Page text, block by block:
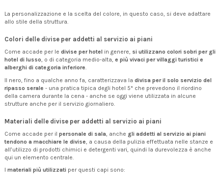
La personalizzazione e la scelta del colore, in questo caso, si deve adattare
allo stile della struttura.
Colori delle divise per addetti al servizio ai piani
Come accade per le divise per hotel in genere, si utilizzano colori sobri per gli
hotel di lusso, o di categoria medio-alta, e più vivaci per villaggi turistici e
alberghi di categoria inferiore.
Il nero, fino a qualche anno fa, caratterizzava la divisa per il solo servizio del
ripasso serale - una pratica tipica degli hotel 5* che prevedono il riordino
della camera durante la cena - anche se oggi viene utilizzata in alcune
strutture anche per il servizio giornaliero.
Materiali delle divise per addetti al servizio ai piani
Come accade per il personale di sala, anche gli addetti al servizio ai piani
tendono a macchiare le divise, a causa della pulizia effettuata nelle stanze e
all’utilizzo di prodotti chimici e detergenti vari, quindi la durevolezza è anche
qui un elemento centrale.
I materiali più utilizzati per questi capi sono: